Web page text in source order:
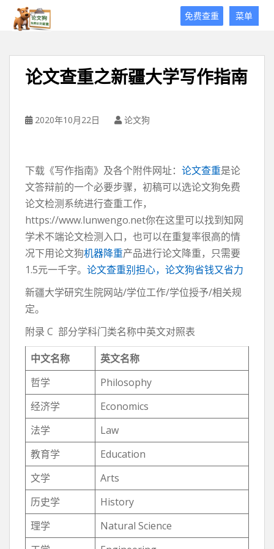
菜单
免费查重
论文查重之新疆大学写作指南
2020年10月22日 论文狗
下载《写作指南》及各个附件网址： 论文查重是论
文答辩前的一个必要步骤，初稿可以选论文狗免费
论文检测系统进行查重工作，
https://www.lunwengo.net你在这里可以找到知网
学术不端论文检测入口，也可以在重复率很高的情
况下用论文狗机器降重产品进行论文降重，只需要
1.5元一千字。 论文查重别担心，论文狗省钱又省力
新疆大学研究生院网站/学位工作/学位授予/相关规
定。
附录 C 部分学科门类名称中英文对照表
中文名称
英文名称
哲学
Philosophy
经济学
Economics
法学
Law
教育学
Education
文学
Arts
历史学
History
理学
Natural Science